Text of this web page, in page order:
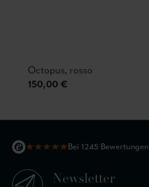
Octopus, rosso
150,00 €
★★★★★Bei 1245 Bewertungen
Newsletter